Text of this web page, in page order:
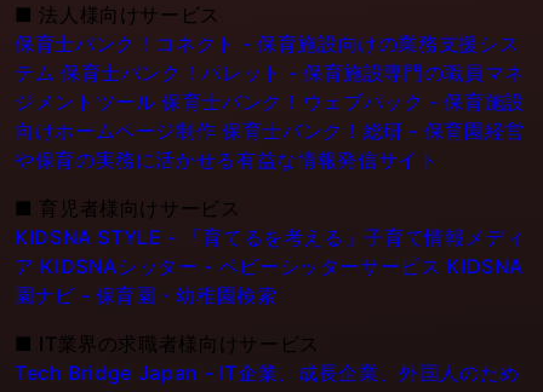
■ 法人様向けサービス
保育士バンク！コネクト - 保育施設向けの業務支援シス
テム 保育士バンク！パレット - 保育施設専門の職員マネ
ジメントツール 保育士バンク！ウェブパック - 保育施設
向けホームページ制作 保育士バンク！総研 - 保育園経営
や保育の実務に活かせる有益な情報発信サイト
■ 育児者様向けサービス
KIDSNA STYLE - 「育てるを考える」子育て情報メディ
ア KIDSNAシッター - ベビーシッターサービス KIDSNA
園ナビ - 保育園・幼稚園検索
■ IT業界の求職者様向けサービス
Tech Bridge Japan - IT企業、成長企業、外国人のため